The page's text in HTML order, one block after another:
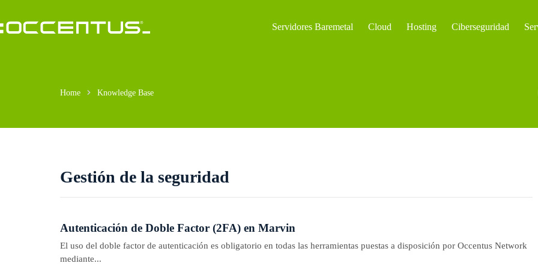
contenido
Servidores Baremetal Cloud Hosting Ciberseguridad
Home Knowledge Base
Gestión de la seguridad
Autenticación de Doble Factor (2FA) en Marvin
El uso del doble factor de autenticación es obligatorio en todas las herramientas puestas a disposición por Occentus Network
mediante...